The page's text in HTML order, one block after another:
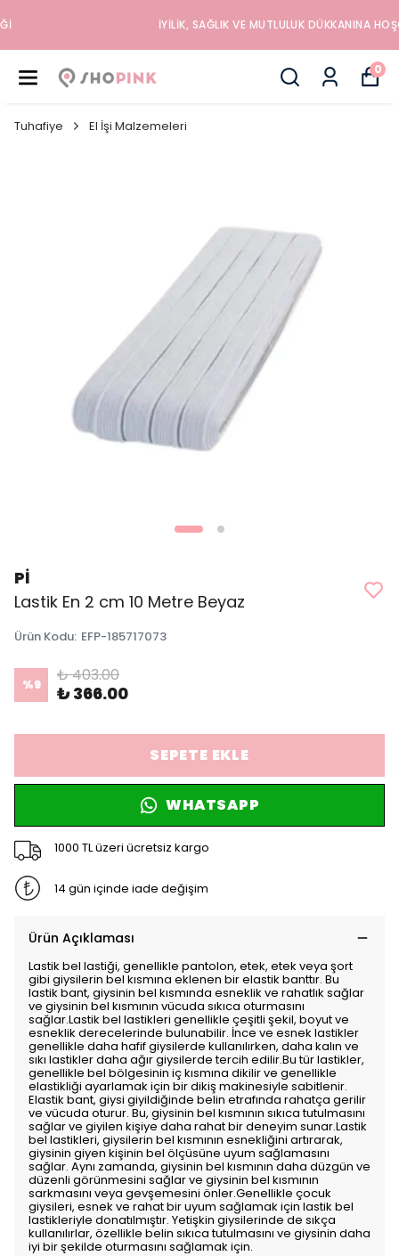
İYILIK, SAĞLIK VE MUTLULUK DÜKKANINA HOŞGELDINIZ
0
Tuhafiye El İşi Malzemeleri
Pİ
Lastik En 2 cm 10 Metre Beyaz
Ürün Kodu: EFP-185717073
%9 ₺ 403.00
₺ 366.00
SEPETE EKLE
WHATSAPP
1000 TL üzeri ücretsiz kargo
14 gün içinde iade değişim
Ürün Açıklaması
Lastik bel lastiği, genellikle pantolon, etek, etek veya şort
gibi giysilerin bel kısmına eklenen bir elastik banttır. Bu
lastik bant, giysinin bel kısmında esneklik ve rahatlık sağlar
ve giysinin bel kısmının vücuda sıkıca oturmasını
sağlar.Lastik bel lastikleri genellikle çeşitli şekil, boyut ve
esneklik derecelerinde bulunabilir. İnce ve esnek lastikler
genellikle daha hafif giysilerde kullanılırken, daha kalın ve
sıkı lastikler daha ağır giysilerde tercih edilir.Bu tür lastikler,
genellikle bel bölgesinin iç kısmına dikilir ve genellikle
elastikliği ayarlamak için bir dikiş makinesiyle sabitlenir.
Elastik bant, giysi giyildiğinde belin etrafında rahatça gerilir
ve vücuda oturur. Bu, giysinin bel kısmının sıkıca tutulmasını
sağlar ve giyilen kişiye daha rahat bir deneyim sunar.Lastik
bel lastikleri, giysilerin bel kısmının esnekliğini artırarak,
giysinin giyen kişinin bel ölçüsüne uyum sağlamasını
sağlar. Aynı zamanda, giysinin bel kısmının daha düzgün ve
düzenli görünmesini sağlar ve giysinin bel kısmının
sarkmasını veya gevşemesini önler.Genellikle çocuk
giysileri, esnek ve rahat bir uyum sağlamak için lastik bel
lastikleriyle donatılmıştır. Yetişkin giysilerinde de sıkça
kullanılırlar, özellikle belin sıkıca tutulmasını ve giysinin daha
iyi bir şekilde oturmasını sağlamak için.